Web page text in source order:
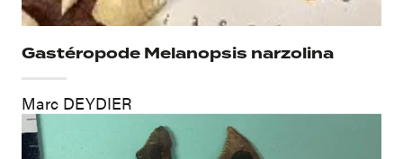
Gastéropode Melanopsis narzolina
Marc DEYDIER